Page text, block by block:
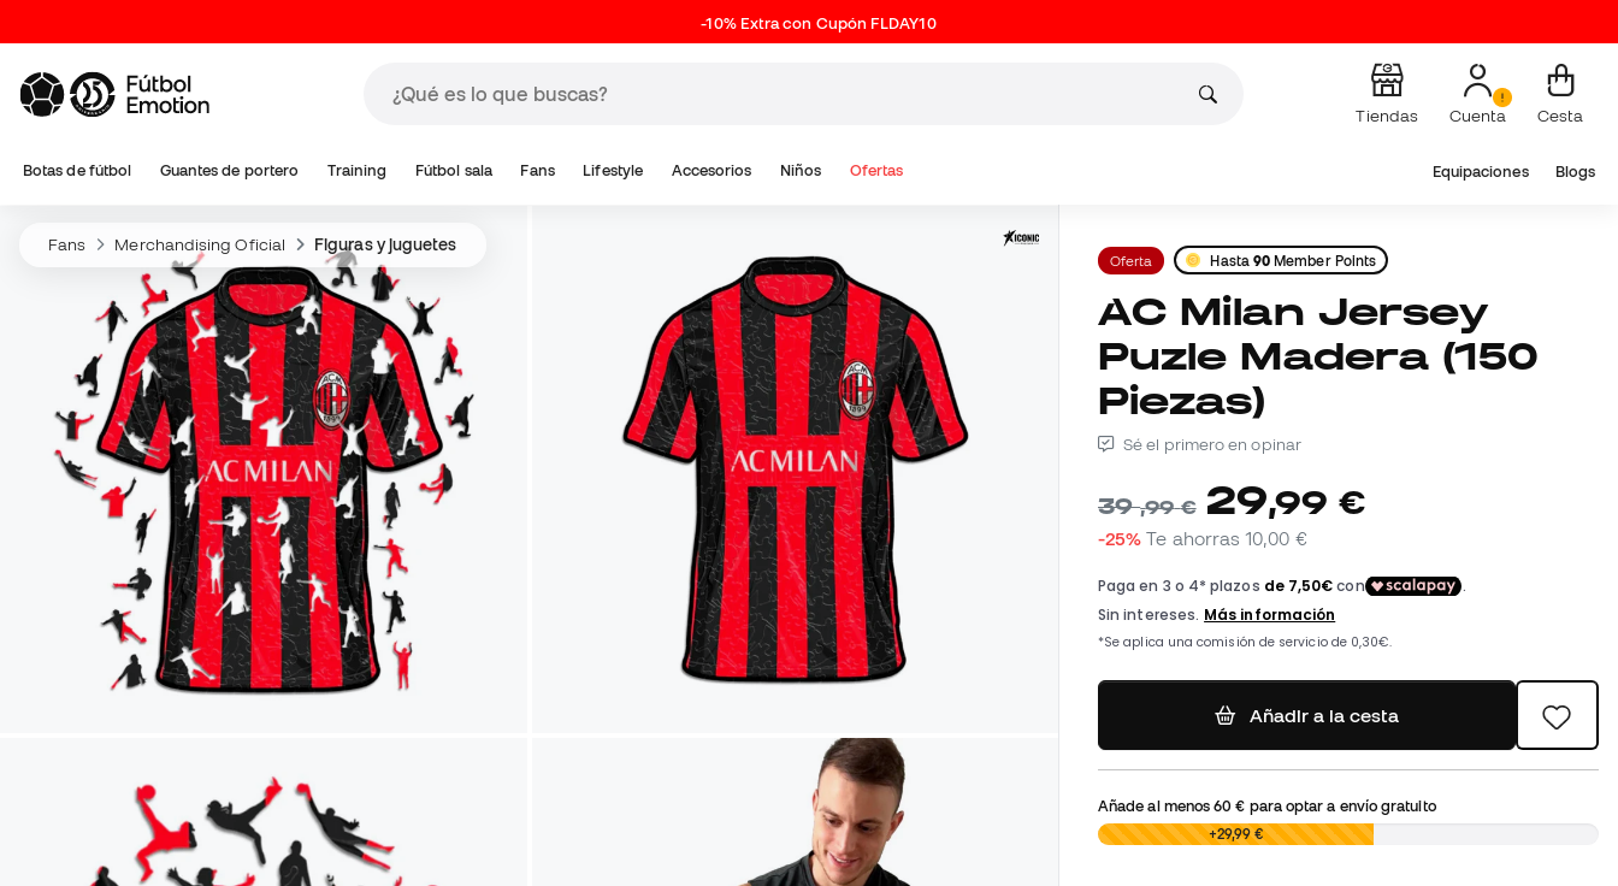
-10% Extra con Cupón FLDAY10
Tiendas Cuenta Cesta
Botas de fútbol Guantes de portero Training Fútbol sala Fans Lifestyle Accesorios Niños Ofertas Equipaciones Blogs
Fans Merchandising Oficial Figuras y juguetes
Oferta Hasta 90 Member Points
AC Milan Jersey
Puzle Madera (150
Piezas)
Sé el primero en opinar
39,99 € 29,99 €
-25% Te ahorras10,00 €
Añadir a la cesta
Añade al menos60 € para optar a envío gratuito
0,00 € +29,99 €